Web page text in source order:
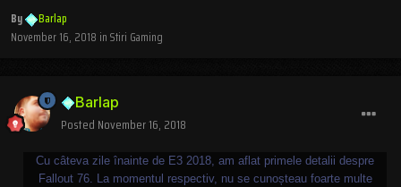
By
Barlap
November 16, 2018 inStiri Gaming
Barlap
Posted November 16, 2018
Cu câteva zile înainte de E3 2018, am aflat primele detalii despre
Fallout 76. La momentul respectiv, nu se cunoșteau foarte multe